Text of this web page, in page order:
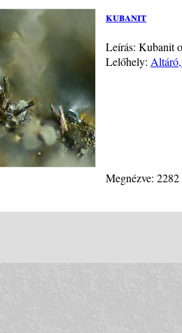
kubanit
Leírás: Kubanit
Lelőhely:
Megnézve: